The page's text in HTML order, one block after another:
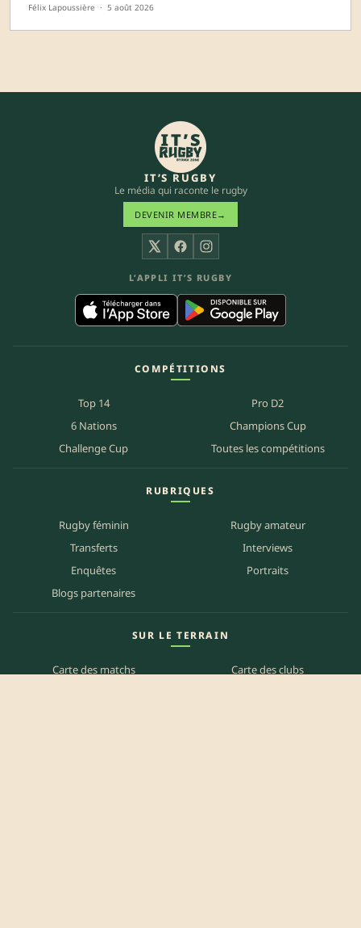
Félix Lapoussière · 5 août 2026
IT’S RUGBY
Le média qui raconte le rugby
DEVENIR MEMBRE→
X FacebookInstagram
L’APPLI IT’S RUGBY
COMPÉTITIONS
Top 14
Pro D2
6 Nations
Champions Cup
Challenge Cup
Toutes les compétitions
RUBRIQUES
Rugby féminin
Rugby amateur
Transferts
Interviews
Enquêtes
Portraits
Blogs partenaires
SUR LE TERRAIN
Carte des matchs
Carte des clubs